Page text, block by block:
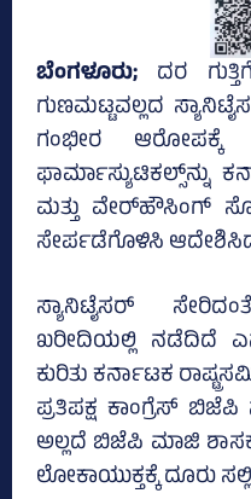
ಬೆಂಗಳೂರು; ದರ
ಗುಣಮಟ್ಟವಲ್ಲದ
ಗಂಭೀರ
ಫಾರ್ಮಾಸ್ಯುಟಿಕಲ್ಸ್‌ನ್ನು
ಮತ್ತು ವೇರ್‌ಹೌಸಿಂಗ್‌
ಸೇರ್ಪಡೆಗೊಳಿಸಿ
ಸ್ಯಾನಿಟೈಸರ್‌
ಖರೀದಿಯಲ್ಲಿ ನಡೆದಿದೆ
ಕುರಿತು ಕರ್ನಾಟಕ
ಪ್ರತಿಪಕ್ಷ ಕಾಂಗ್ರೆಸ್‌ ಬಿಜೆಪಿ
ಅಲ್ಲದೆ ಬಿಜೆಪಿ ಮಾಜಿ
ಲೋಕಾಯುಕ್ತಕ್ಕೆ ದೂರು